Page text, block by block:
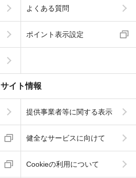
よくある質問
ポイント表示設定
サイト情報
提供事業者等に関する表示
健全なサービスに向けて
Cookieの利用について